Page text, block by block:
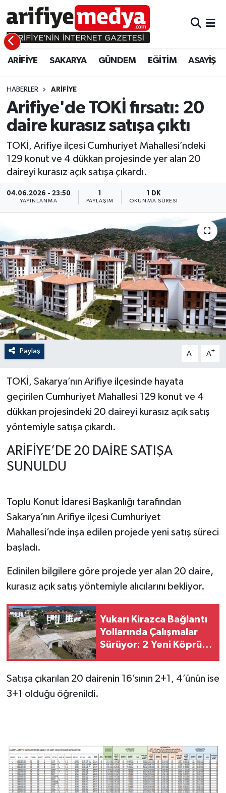
ARİFİYE SAKARYA GÜNDEM EĞİTİM ASAYİŞ
HABERLER ARİFİYE
Arifiye'de TOKİ fırsatı: 20
daire kurasız satışa çıktı
TOKİ, Arifiye ilçesi Cumhuriyet Mahallesi’ndeki
129 konut ve 4 dükkan projesinde yer alan 20
daireyi kurasız açık satışa çıkardı.
04.06.2026 - 23:50
YAYINLANMA PAYLAŞIM
1 DK
OKUNMA SÜRESI
Paylaş A- A+
TOKİ, Sakarya’nın Arifiye ilçesinde hayata
geçirilen Cumhuriyet Mahallesi 129 konut ve 4
dükkan projesindeki 20 daireyi kurasız açık satış
yöntemiyle satışa çıkardı.
ARİFİYE’DE 20 DAİRE SATIŞA
SUNULDU
Toplu Konut İdaresi Başkanlığı tarafından
Sakarya’nın Arifiye ilçesi Cumhuriyet
Mahallesi’nde inşa edilen projede yeni satış süreci
başladı.
Edinilen bilgilere göre projede yer alan 20 daire,
kurasız açık satış yöntemiyle alıcılarını bekliyor.
Yukarı Kirazca Bağlantı
Yollarında Çalışmalar
Sürüyor: 2 Yeni Köprü
Satışa çıkarılan 20 dairenin 16’sının 2+1, 4’ünün ise
3+1 olduğu öğrenildi.
ARİFİYE
SAKARYA
GÜNDEM
EĞİTİM
ASAYİŞ
EKONOMİ
ARİFİYE
GÜNDEM
EĞİTİM
EKONOMİ
ASAYİŞ
Sakarya Hava Durumu
Sakarya Namaz Vakitleri
Sakarya Trafik Yoğunluk Haritası
Süper Lig Puan Durumu ve Fikstür
Tüm Manşetler
Son Dakika Haberleri
Haber Arşivi